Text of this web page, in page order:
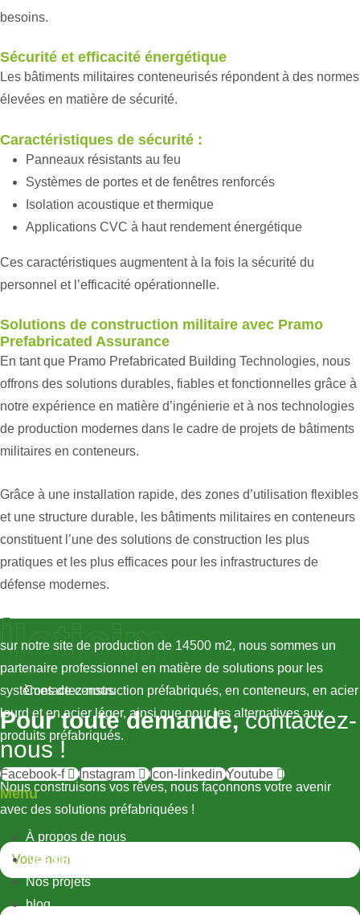
besoins.
Sécurité et efficacité énergétique
Les bâtiments militaires conteneurisés répondent à des normes
élevées en matière de sécurité.
Caractéristiques de sécurité :
Panneaux résistants au feu
Systèmes de portes et de fenêtres renforcés
Isolation acoustique et thermique
Applications CVC à haut rendement énergétique
Ces caractéristiques augmentent à la fois la sécurité du
personnel et l’efficacité opérationnelle.
Solutions de construction militaire avec Pramo
Prefabricated Assurance
En tant que Pramo Prefabricated Building Technologies, nous
offrons des solutions durables, fiables et fonctionnelles grâce à
notre expérience en matière d’ingénierie et à nos technologies
de production modernes dans le cadre de projets de bâtiments
militaires en conteneurs.
Grâce à une installation rapide, des zones d’utilisation flexibles
et une structure durable, les bâtiments militaires en conteneurs
constituent l’une des solutions de construction les plus
pratiques et les plus efficaces pour les infrastructures de
défense modernes.
sur notre site de production de 14500 m2, nous sommes un
partenaire professionnel en matière de solutions pour les
systèmes de construction préfabriqués, en conteneurs, en acier
lourd et en acier léger, ainsi que pour les alternatives aux
produits préfabriqués.
Facebook-f Instagram Icon-linkedin Youtube
Menu
À propos de nous
Nos services
Nos projets
blog
İletişim
Contactez-nous
Pour toute demande,contactez-
nous !
Nous construisons vos rêves, nous façonnons votre avenir
avec des solutions préfabriquées !